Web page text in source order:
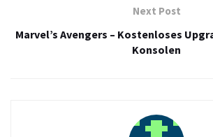
Next Post
Marvel’s Avengers – Kostenloses
Konsolen